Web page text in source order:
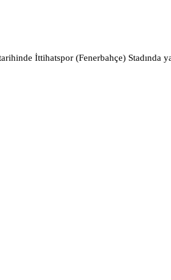
İttihatspor (Fenerbahçe) Stadında